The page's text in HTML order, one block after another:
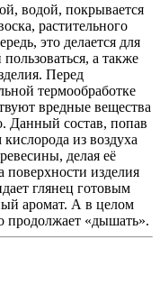
водой, покрывается
растительного
это делается для
а также
Перед
термообработке
вредные вещества
Данный состав, попав
из воздуха
делая её
поверхности изделия
глянец готовым
аромат. А в целом
продолжает «дышать».